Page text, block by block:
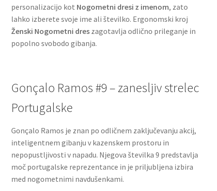
personalizacijo kot Nogometni dresi z imenom, zato
lahko izberete svoje ime ali številko. Ergonomski kroj
Ženski Nogometni dreszagotavlja odlično prileganje in
popolno svobodo gibanja.
Gonçalo Ramos #9 – zanesljiv strelec
Portugalske
Gonçalo Ramos je znan po odličnem zaključevanju akcij,
inteligentnem gibanju v kazenskem prostoru in
nepopustljivosti v napadu. Njegova številka 9 predstavlja
moč portugalske reprezentance in je priljubljena izbira
med nogometnimi navdušenkami.